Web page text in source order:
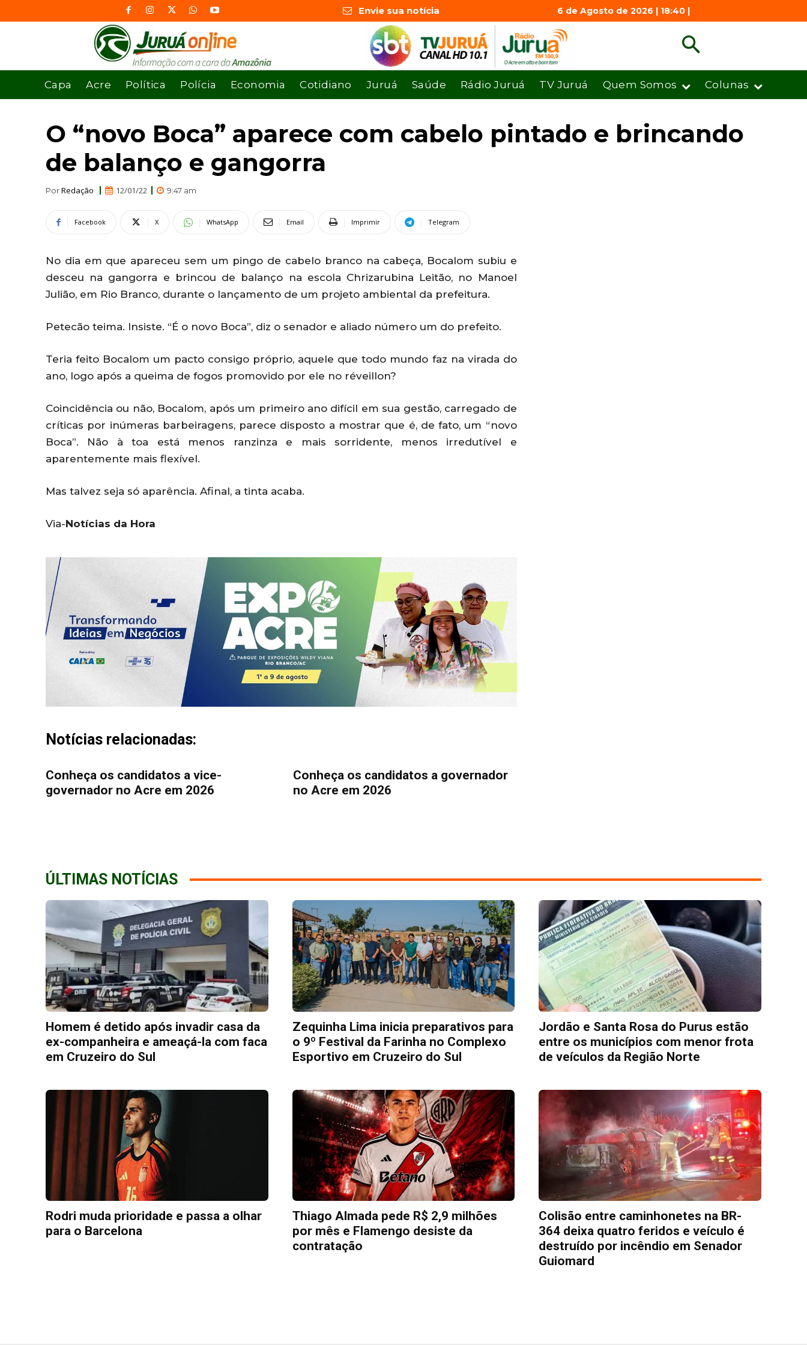
Envie sua notícia 6 de Agosto de 2026 | 18:40 |
Capa Acre Política Polícia Economia Cotidiano Juruá Saúde Rádio Juruá TV Juruá Quem Somos Colunas
O “novo Boca” aparece com cabelo pintado e brincando
de balanço e gangorra
PorRedação 12/01/22 9:47 am
Facebook X WhatsApp Email Imprimir Telegram
No dia em que apareceu sem um pingo de cabelo branco na cabeça, Bocalom subiu e
desceu na gangorra e brincou de balanço na escola Chrizarubina Leitão, no Manoel
Julião, em Rio Branco, durante o lançamento de um projeto ambiental da prefeitura.
Petecão teima. Insiste. “É o novo Boca”, diz o senador e aliado número um do prefeito.
Teria feito Bocalom um pacto consigo próprio, aquele que todo mundo faz na virada do
ano, logo após a queima de fogos promovido por ele no réveillon?
Coincidência ou não, Bocalom, após um primeiro ano difícil em sua gestão, carregado de
críticas por inúmeras barbeiragens, parece disposto a mostrar que é, de fato, um “novo
Boca”. Não à toa está menos ranzinza e mais sorridente, menos irredutível e
aparentemente mais flexível.
Mas talvez seja só aparência. Afinal, a tinta acaba.
Via-Notícias da Hora
Notícias relacionadas:
Conheça os candidatos a vice-
governador no Acre em 2026
Conheça os candidatos a governador
no Acre em 2026
ÚLTIMAS NOTÍCIAS
Homem é detido após invadir casa da
ex-companheira e ameaçá-la com faca
em Cruzeiro do Sul
Zequinha Lima inicia preparativos para
o 9º Festival da Farinha no Complexo
Esportivo em Cruzeiro do Sul
Jordão e Santa Rosa do Purus estão
entre os municípios com menor frota
de veículos da Região Norte
Rodri muda prioridade e passa a olhar
para o Barcelona
Thiago Almada pede R$ 2,9 milhões
por mês e Flamengo desiste da
contratação
Colisão entre caminhonetes na BR-
364 deixa quatro feridos e veículo é
destruído por incêndio em Senador
Guiomard